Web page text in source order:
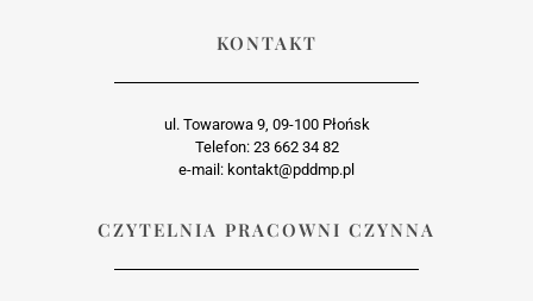
KONTAKT
ul. Towarowa 9, 09-100 Płońsk
Telefon: 23 662 34 82
e-mail: kontakt@pddmp.pl
CZYTELNIA PRACOWNI CZYNNA